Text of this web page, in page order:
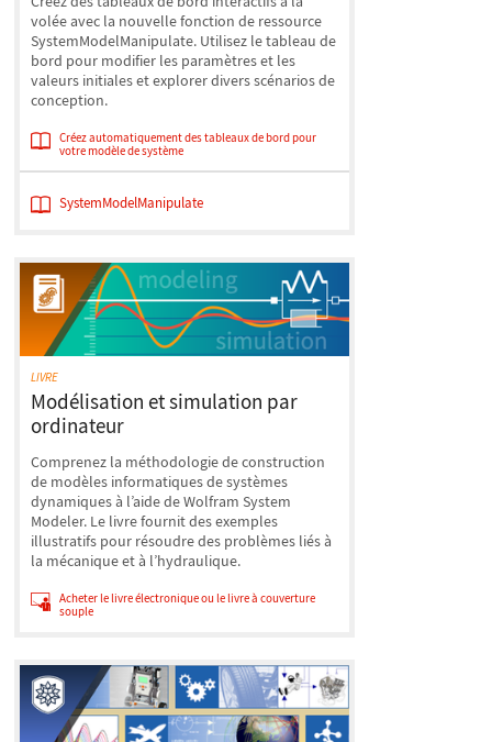
volée avec la nouvelle fonction de ressource
SystemModelManipulate. Utilisez le tableau de
bord pour modifier les paramètres et les
valeurs initiales et explorer divers scénarios de
conception.
Créez automatiquement des tableaux de bord pour
votre modèle de système
SystemModelManipulate
LIVRE
Modélisation et simulation par
ordinateur
Comprenez la méthodologie de construction
de modèles informatiques de systèmes
dynamiques à l’aide de Wolfram System
Modeler. Le livre fournit des exemples
illustratifs pour résoudre des problèmes liés à
la mécanique et à l’hydraulique.
Acheter le livre électronique ou le livre à couverture
souple